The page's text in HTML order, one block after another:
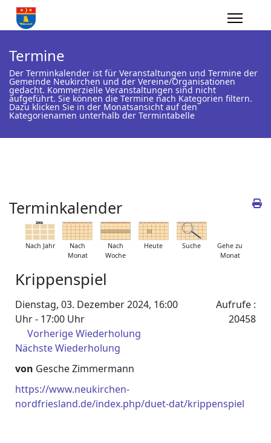
Termine
Der Terminkalender ist für Veranstaltungen und Termine der
Gemeinde Neukirchen und der Vereine/Organisationen
gedacht. Kommerzielle Veranstaltungen sind nicht
aufgeführt. Sie können die Termine nach Kategorien filtern.
Dazu klicken Sie in der Monatsansicht auf den
Kategorienamen unterhalb der Termintabelle
Terminkalender
Nach Jahr
Nach
Monat
Nach
Woche
Heute Suche
Gehe zu
Monat
Krippenspiel
Dienstag, 03. Dezember 2024, 16:00
Uhr - 17:00 Uhr
Vorherige Wiederholung
Nächste Wiederholung
Aufrufe :
20458
von Gesche Zimmermann
https://www.neukirchen-
nordfriesland.de/index.php/duet-dat/krippenspiel